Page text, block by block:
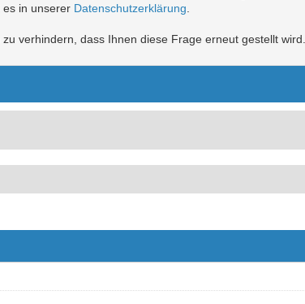
es in unserer Datenschutzerklärung
verhindern, dass Ihnen diese Frage erneut gestellt